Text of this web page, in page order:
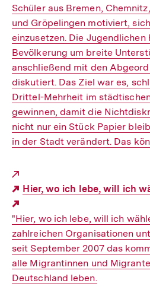
Schüler aus Bremen,
und Gröpelingen motiviert,
einzusetzen. Die Jugendlichen
Bevölkerung um breite
anschließend mit den
diskutiert. Das Ziel war es,
Drittel-Mehrheit im
gewinnen, damit die
nicht nur ein Stück Papier
in der Stadt verändert. Das
Hier, wo ich lebe, will ich
Link:
"Hier, wo ich lebe, will ich
zahlreichen Organisationen
seit September 2007 das
alle Migrantinnen und
Deutschland leben.